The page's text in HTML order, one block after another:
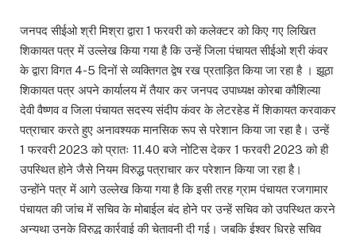
जनपद सीईओ श्री मिश्रा द्वारा 1 फरवरी को कलेक्टर को किए गए लिखित
शिकायत पत्र में उल्लेख किया गया है कि उन्हें जिला पंचायत सीईओ श्री कंवर
के द्वारा विगत 4-5 दिनों से व्यक्तिगत द्वेष रख प्रताड़ित किया जा रहा है । झूठा
शिकायत पत्र अपने कार्यालय में तैयार कर जनपद उपाध्यक्ष कोरबा कौशिल्या
देवी वैष्णव व जिला पंचायत सदस्य संदीप कंवर के लेटरहेड में शिकायत करवाकर
पत्राचार करते हुए अनावश्यक मानसिक रूप से परेशान किया जा रहा है। उन्हें
1 फरवरी 2023 को प्रातः 11.40 बजे नोटिस देकर 1 फरवरी 2023 को ही
उपस्थित होने जैसे नियम विरुद्ध पत्राचार कर परेशान किया जा रहा है।
उन्होंने पत्र में आगे उल्लेख किया गया है कि इसी तरह ग्राम पंचायत रजगामार
पंचायत की जांच में सचिव के मोबाईल बंद होने पर उन्हें सचिव को उपस्थित करने
अन्यथा उनके विरुद्ध कार्रवाई की चेतावनी दी गई। जबकि ईश्वर धिरहे सचिव